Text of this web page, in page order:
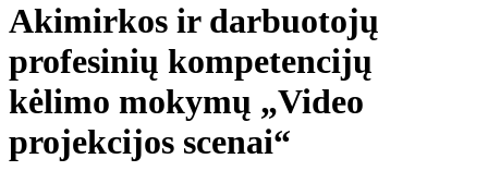
Akimirkos ir darbuotojų
profesinių kompetencijų
kėlimo mokymų „Video
projekcijos scenai“